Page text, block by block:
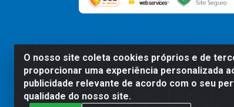
O nosso site coleta cookies próprios e de
proporcionar uma experiência personalizada
publicidade relevante de acordo com o seu
qualidade do nosso site.
Preços, promoções, condições
será válido o preço que for